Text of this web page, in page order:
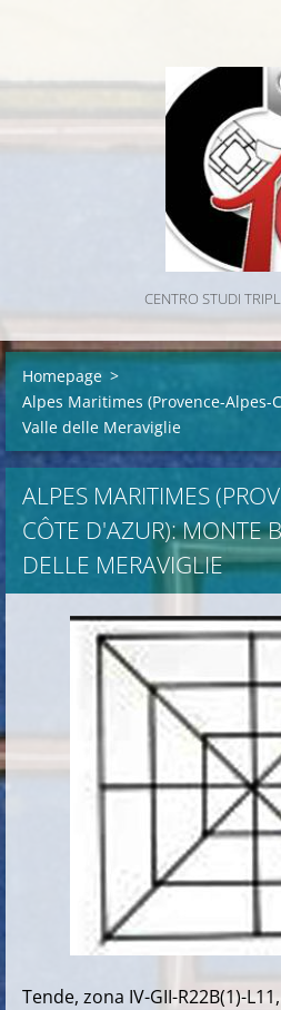
CENTRO STUDI
Homepage >
Alpes Maritimes (Provence-Alpes-
Valle delle Meraviglie
ALPES MARITIMES
CÔTE D'AZUR): MONTE
DELLE MERAVIGLIE
Tende, zona IV-GII-R22B(1)-